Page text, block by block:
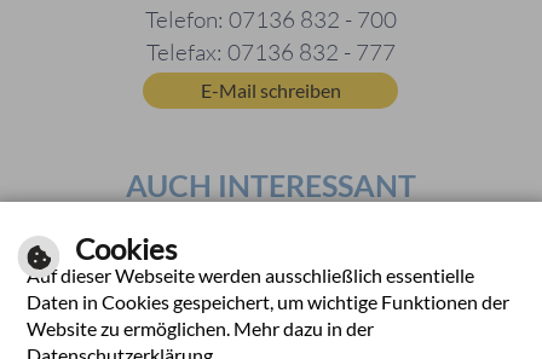
Telefon: 07136 832 - 700
Telefax: 07136 832 - 777
E-Mail schreiben
AUCH INTERESSANT
Stadt Bad Friedrichshall
Cookies
Auf dieser Webseite werden ausschließlich essentielle
Daten in Cookies gespeichert, um wichtige Funktionen der
Website zu ermöglichen. Mehr dazu in der